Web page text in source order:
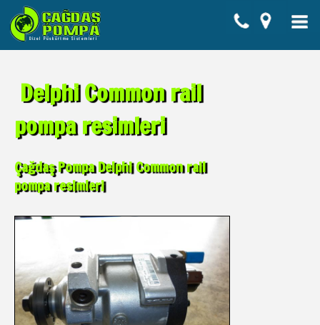
Delphi Common rail
pompa resimleri
Çağdaş Pompa Delphi Common rail
pompa resimleri